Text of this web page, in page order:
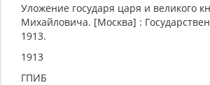
Уложение государя царя и великого
Михайловича. [Москва] :
1913.
1913
ГПИБ